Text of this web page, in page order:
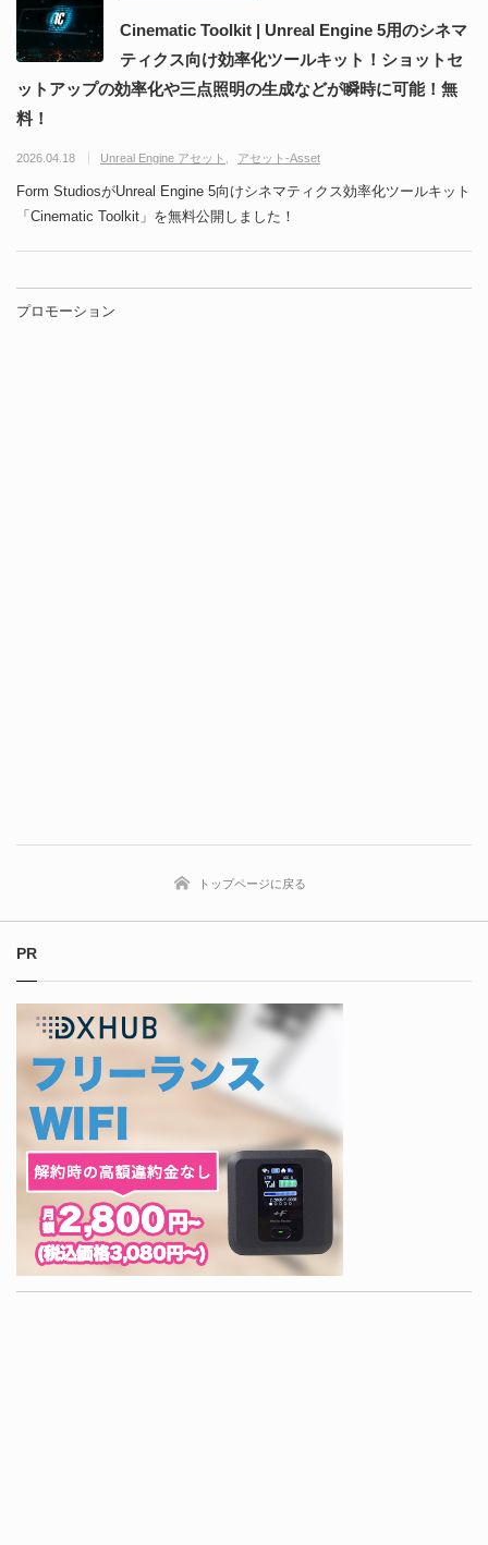
CGMatter
Cinematic Toolkit | Unreal Engine 5用のシネマ
ティクス向け効率化ツールキット！ショットセ
ットアップの効率化や三点照明の生成などが瞬時に可能！無
料！
2026.04.18 Unreal Engine アセット アセット-Asset
Form StudiosがUnreal Engine 5向けシネマティクス効率化ツールキット
「Cinematic Toolkit」を無料公開しました！
プロモーション
トップページに戻る
PR